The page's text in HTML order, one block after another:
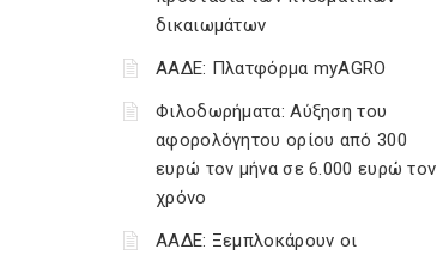
δικαιωμάτων
ΑΑΔΕ: Πλατφόρμα myAGRO
Φιλοδωρήματα: Αύξηση του
αφορολόγητου ορίου από 300
ευρώ τον μήνα σε 6.000 ευρώ τον
χρόνο
ΑΑΔΕ: Ξεμπλοκάρουν οι